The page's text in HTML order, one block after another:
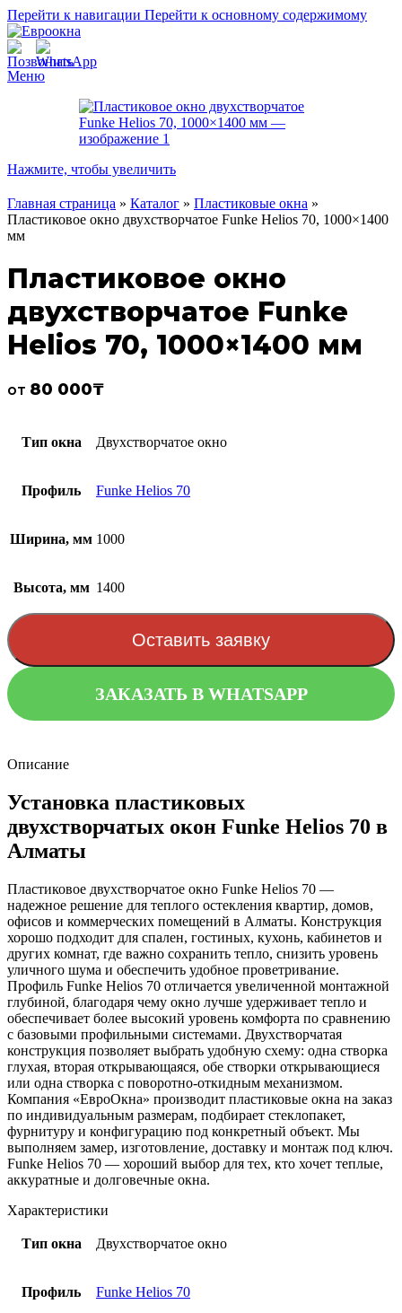
Перейти к навигации Перейти к основному содержимому
Меню
Нажмите, чтобы увеличить
Главная страница » Каталог » Пластиковые окна »
Пластиковое окно двухстворчатое Funke Helios 70, 1000×1400
мм
Пластиковое окно
двухстворчатое Funke
Helios 70, 1000×1400 мм
от 80 000₸
Тип окна Двухстворчатое окно
Профиль Funke Helios 70
Ширина, мм 1000
Высота, мм 1400
Оставить заявку
ЗАКАЗАТЬ В WHATSAPP
Описание
Установка пластиковых
двухстворчатых окон Funke Helios 70 в
Алматы
Пластиковое двухстворчатое окно Funke Helios 70 —
надежное решение для теплого остекления квартир, домов,
офисов и коммерческих помещений в Алматы. Конструкция
хорошо подходит для спален, гостиных, кухонь, кабинетов и
других комнат, где важно сохранить тепло, снизить уровень
уличного шума и обеспечить удобное проветривание.
Профиль Funke Helios 70 отличается увеличенной монтажной
глубиной, благодаря чему окно лучше удерживает тепло и
обеспечивает более высокий уровень комфорта по сравнению
с базовыми профильными системами. Двухстворчатая
конструкция позволяет выбрать удобную схему: одна створка
глухая, вторая открывающаяся, обе створки открывающиеся
или одна створка с поворотно-откидным механизмом.
Компания «ЕвроОкна» производит пластиковые окна на заказ
по индивидуальным размерам, подбирает стеклопакет,
фурнитуру и конфигурацию под конкретный объект. Мы
выполняем замер, изготовление, доставку и монтаж под ключ.
Funke Helios 70 — хороший выбор для тех, кто хочет теплые,
аккуратные и долговечные окна.
Характеристики
Тип окна Двухстворчатое окно
Профиль Funke Helios 70